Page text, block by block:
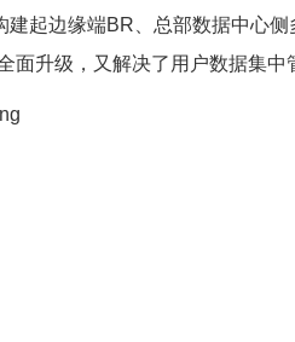
建起边缘端BR、总部数据中心
面升级，又解决了用户数据集